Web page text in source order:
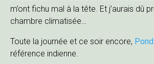
m’ont fichu mal à la tête. Et j’aurais dû
chambre climatisée…
Toute la journée et ce soir encore,
référence indienne.